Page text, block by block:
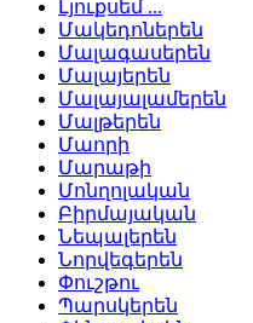
Լյուքսեմ ...
Մակեդոներեն
Մալագասերեն
Մալայերեն
Մալայալամերեն
Մալթերեն
Մաորի
Մարաթի
Մոնղոլական
Բիրմայական
Նեպալերեն
Նորվեգերեն
Փուշթու
Պարսկերեն